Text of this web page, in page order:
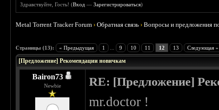
Здравствуйте, Гость! (Вход —Зарегистрироваться)
Metal Torrent Tracker Forum ›Обратная связь ›Вопросы и предложения
Страницы (13): « Предыдущая 1 9 10 11 12 13 Следующая »
[Предложение] Рекомендации новичкам
Bairon73
Newbie RE: [Предложение]
mr.doctor !